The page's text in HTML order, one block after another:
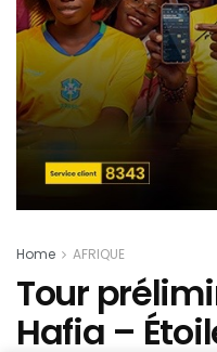
Home AFRIQUE
Tour
Hafia –